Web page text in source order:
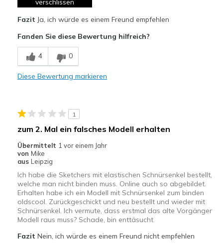
Größeverschlissen
Fazit Ja, ich würde es einem Freund empfehlen
Fanden Sie diese Bewertung hilfreich?
4 0
Diese Bewertung markieren
1
zum 2. Mal ein falsches Modell erhalten
Übermittelt 1 vor einem Jahr
von Mike
aus Leipzig
Ich habe die Sketchers mit elastischen Schnürsenkel bestellt,
welche man nicht binden muss. Online auch so abgebildet.
Erhalten habe ich ein Modell mit Schnürsenkel zum binden
oldscool. Zurückgeschickt und neu bestellt und wieder mit
Schnürsenkel. Ich vermute, dass erstmal das alte Vorgänger
Modell raus muss? Schade, bin enttäsucht
Fazit Nein, ich würde es einem Freund nicht empfehlen